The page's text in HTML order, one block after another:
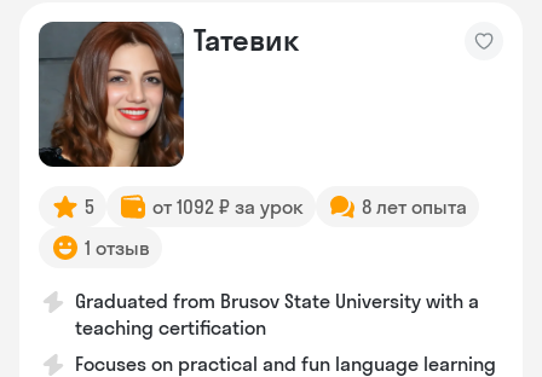
Татевик
5 от 1092 ₽ за урок
8 лет опыта
1 отзыв
Graduated from Brusov State University with a
teaching certification
Focuses on practical and fun language learning